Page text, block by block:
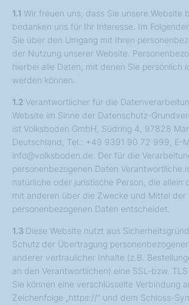
1.1 Wir freuen uns, dass Sie unsere Website
bedanken uns für Ihr Interesse. Im
Sie über den Umgang mit Ihren
der Nutzung unserer Website.
hierbei alle Daten, mit denen Sie persönlich
werden können.
1.2 Verantwortlicher für die
Website im Sinne der Datenschutz-
ist Volksboden GmbH, Südring 4, 97828
Deutschland, Tel.: +49 9391 90 72 999, E-
info@volksboden.de. Der für die
personenbezogenen Daten Verantwortliche
natürliche oder juristische Person, die allein
mit anderen über die Zwecke und Mittel der
personenbezogenen Daten entscheidet.
1.3 Diese Website nutzt aus
Schutz der Übertragung
anderer vertraulicher Inhalte (z.B.
an den Verantwortlichen) eine SSL-bzw.
Sie können eine verschlüsselte Verbindung
Zeichenfolge „https://“ und dem Schloss-